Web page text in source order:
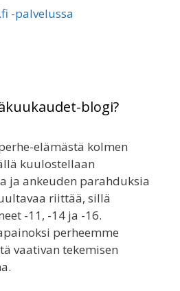
-palvelussa
blogi?
elämästä kolmen
kuulostellaan
ja ankeuden parahduksia
riittää, sillä
-11, -14 ja -16.
perheemme
vaativan tekemisen